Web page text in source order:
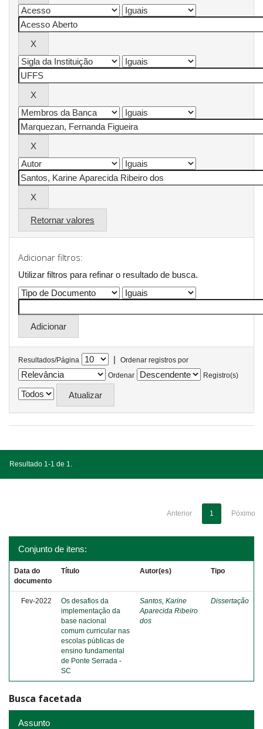
Retornar valores
Adicionar filtros:
Utilizar filtros para refinar o resultado de busca.
Resultados/Página |
Ordenar registros por
Ordenar
Registro(s)
Resultado 1-1 de 1.
Anterior 1 Póximo
Conjunto de itens:
Data do
documento
Título Autor(es) Tipo
Fev-2022
Os desafios da
implementação da
base nacional
comum curricular nas
escolas públicas de
ensino fundamental
de Ponte Serrada -
SC
Santos, Karine
Aparecida Ribeiro
dos
Dissertação
Busca facetada
Assunto